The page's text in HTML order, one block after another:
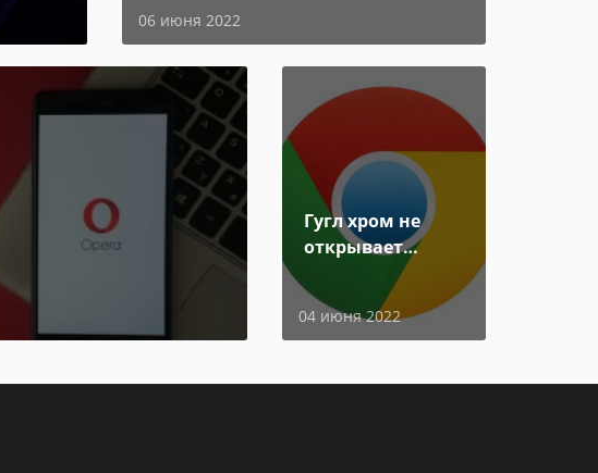
06 июня 2022
Гугл хром не
открывает
04 июня 2022